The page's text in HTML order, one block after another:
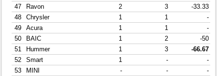
47
Ravon 2 3
-33.33
48
Chrysler 1 1
-
49
Acura 1 1
-
50
BAIC 1 2
-50
51
Hummer 1 3
-66.67
52
Smart 1 -
-
53
MINI - -
-